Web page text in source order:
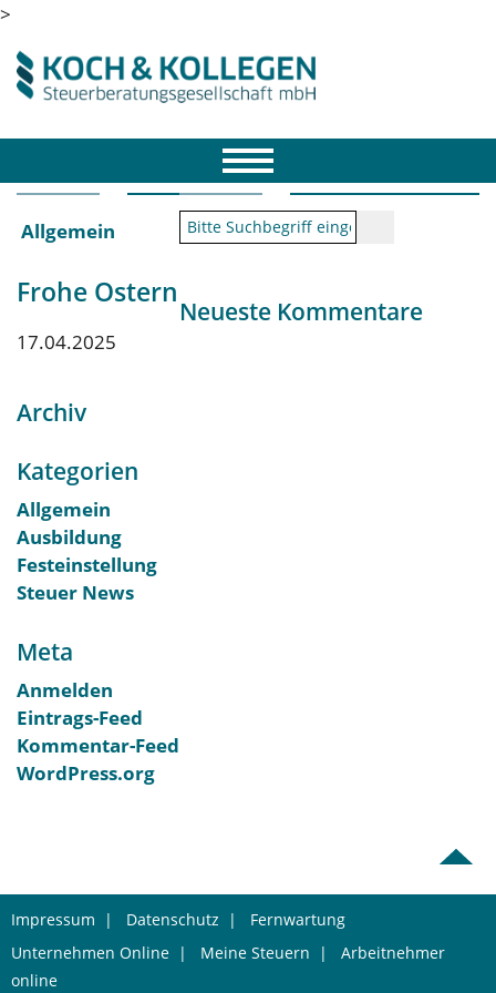
>
Allgemein
Frohe Ostern
17.04.2025
Archiv
Kategorien
Allgemein
Ausbildung
Festeinstellung
Steuer News
Meta
Anmelden
Eintrags-Feed
Kommentar-Feed
WordPress.org
Neueste Kommentare
Impressum | Datenschutz | Fernwartung
Unternehmen Online | Meine Steuern | Arbeitnehmer
online